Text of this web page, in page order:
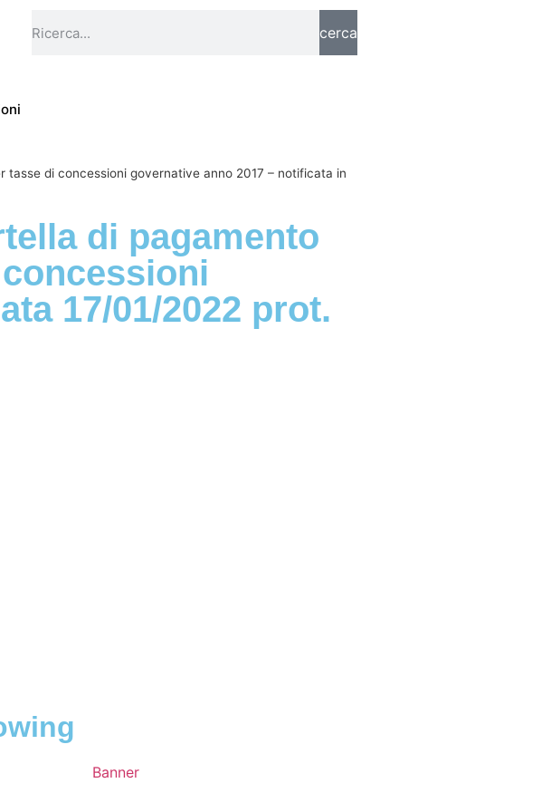
cerca
di concessioni governative anno 2017 – notificata in
di pagamento
concessioni
17/01/2022 prot.